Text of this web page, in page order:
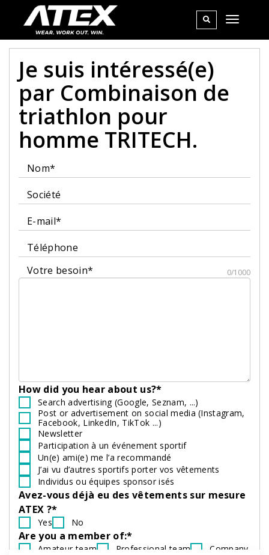
Je suis intéressé(e)
par Combinaison de
triathlon pour
homme TRITECH.
Nom*
Société
E-mail*
Téléphone
Votre besoin*
0/1000
How did you hear about us?*
Search advertising (Google, Seznam, ...)
Post or advertisement on social media (Instagram,
Facebook, LinkedIn, TikTok ...)
Newsletter
Participation à un événement sportif
Un(e) ami(e) me l’a recommandé
J’ai vu d’autres sportifs porter vos vêtements
Individus ou équipes sponsor isés
Avez-vous déjà eu des vêtements sur mesure
ATEX ?*
Yes No
Are you a member of:*
Amateur team Professional team
Company